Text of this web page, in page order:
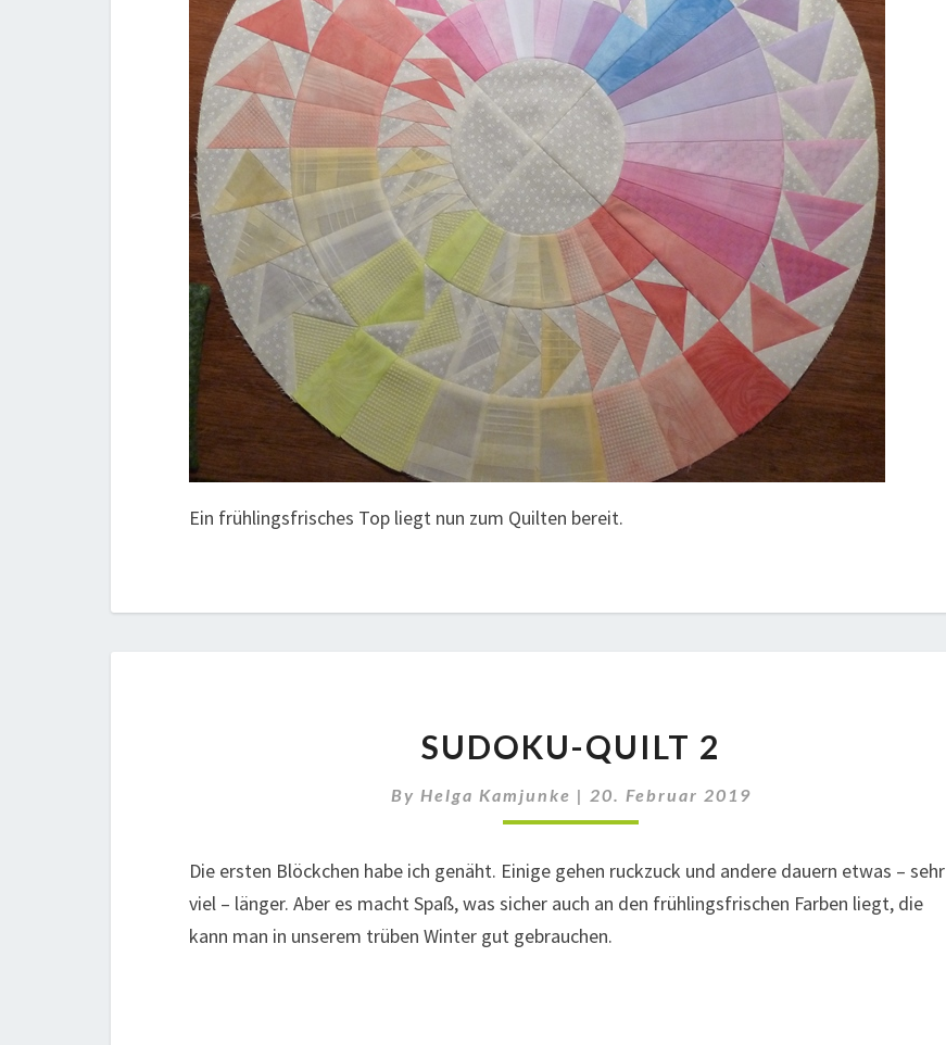
Ein frühlingsfrisches Top liegt nun zum Quilten bereit.
QUILT
SUDOKU-QUILT 2
By Helga Kamjunke | 20. Februar 2019
Die ersten Blöckchen habe ich genäht. Einige gehen ruckzuck und andere dauern etwas – sehr
viel – länger. Aber es macht Spaß, was sicher auch an den frühlingsfrischen Farben liegt, die
kann man in unserem trüben Winter gut gebrauchen.